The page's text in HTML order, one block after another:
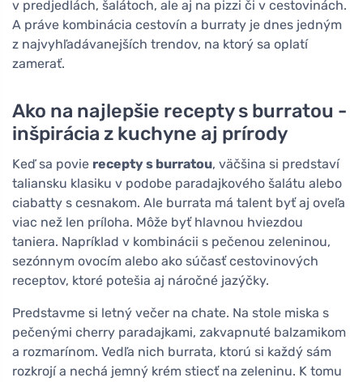
v predjedlách, šalátoch, ale aj na pizzi či v cestovinách.
A práve kombinácia cestovín a burraty je dnes jedným
z najvyhľadávanejších trendov, na ktorý sa oplatí
zamerať.
Ako na najlepšie recepty s burratou -
inšpirácia z kuchyne aj prírody
Keď sa povie recepty s burratou, väčšina si predstaví
taliansku klasiku v podobe paradajkového šalátu alebo
ciabatty s cesnakom. Ale burrata má talent byť aj oveľa
viac než len príloha. Môže byť hlavnou hviezdou
taniera. Napríklad v kombinácii s pečenou zeleninou,
sezónnym ovocím alebo ako súčasť cestovinových
receptov, ktoré potešia aj náročné jazýčky.
Predstavme si letný večer na chate. Na stole miska s
pečenými cherry paradajkami, zakvapnuté balzamikom
a rozmarínom. Vedľa nich burrata, ktorú si každý sám
rozkrojí a nechá jemný krém stiecť na zeleninu. K tomu